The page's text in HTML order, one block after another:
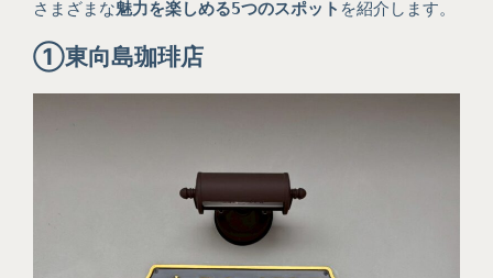
さまざまな魅力を楽しめる5つのスポット を紹介します。
①東向島珈琲店